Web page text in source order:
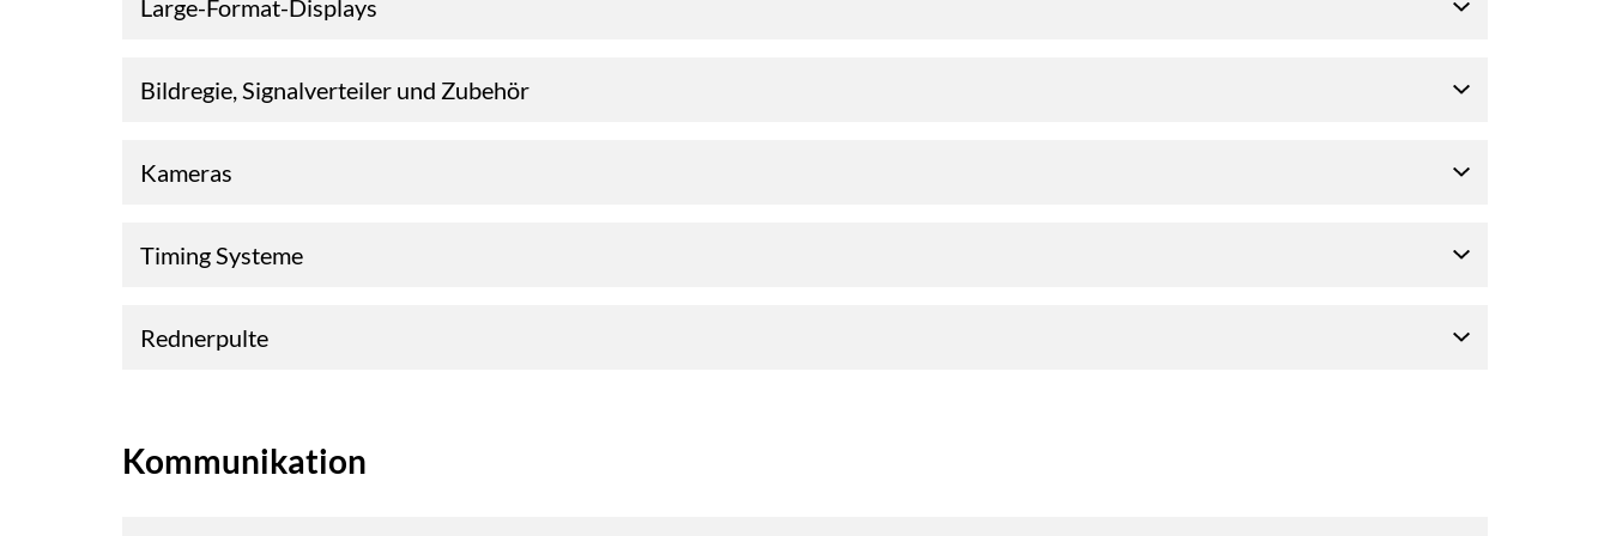
Large-Format-Displays
Bildregie, Signalverteiler und Zubehör
Kameras
Timing Systeme
Rednerpulte
Kommunikation